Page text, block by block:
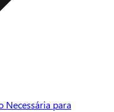
Necessária para